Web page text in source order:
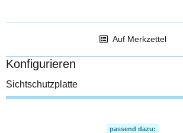
Auf Merkzettel
Konfigurieren
Sichtschutzplatte
passend dazu: